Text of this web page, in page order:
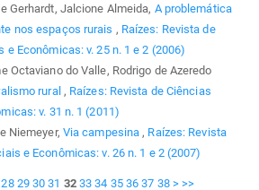
Gerhardt, Jalcione Almeida, A problemática
nos espaços rurais , Raízes: Revista de
e Econômicas: v. 25 n. 1 e 2 (2006)
Octaviano do Valle, Rodrigo de Azeredo
rural , Raízes: Revista de Ciências
v. 31 n. 1 (2011)
Niemeyer, Via campesina , Raízes: Revista
e Econômicas: v. 26 n. 1 e 2 (2007)
28 29 30 31 32 33 34 35 36 37 38 > >>